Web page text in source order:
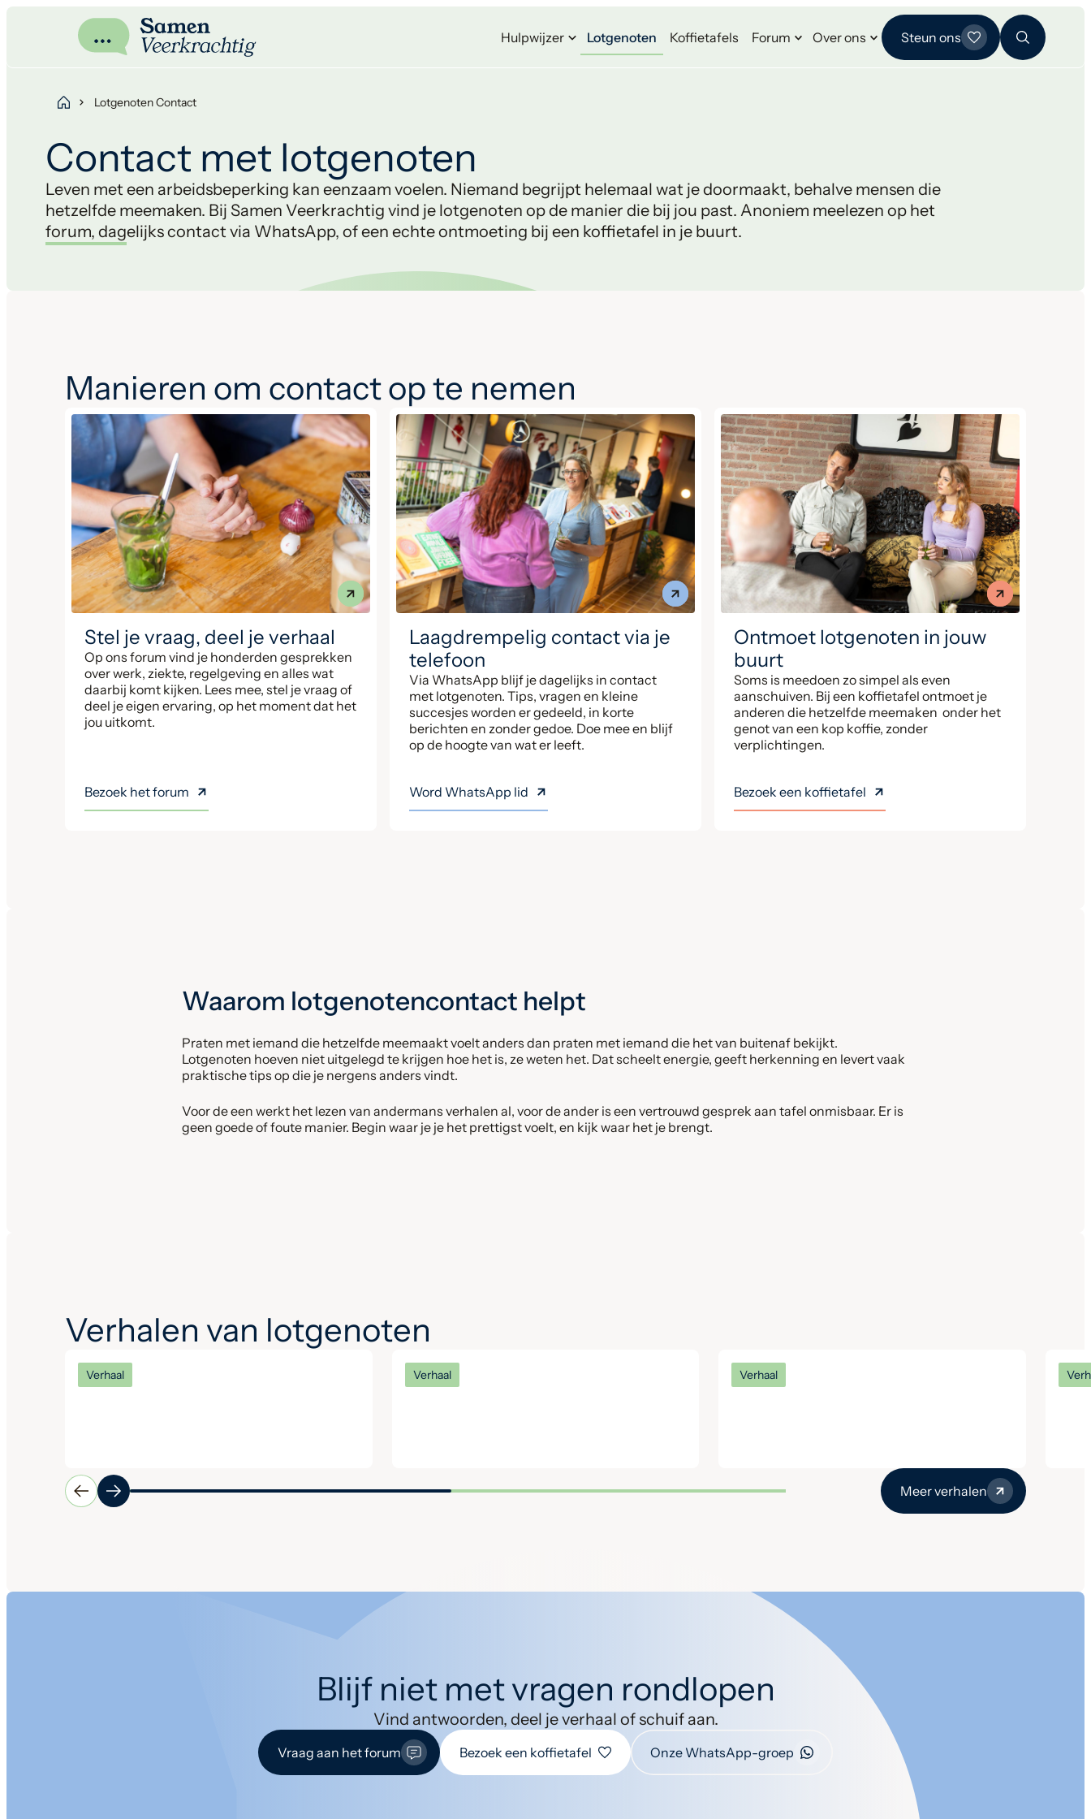
Hulpwijzer Lotgenoten Koffietafels Forum Over ons Steun ons
Lotgenoten Contact
Contact met lotgenoten
Leven met een arbeidsbeperking kan eenzaam voelen. Niemand begrijpt helemaal wat je doormaakt, behalve mensen die
hetzelfde meemaken. Bij Samen Veerkrachtig vind je lotgenoten op de manier die bij jou past. Anoniem meelezen op het
forum, dagelijks contact via WhatsApp, of een echte ontmoeting bij een koffietafel in je buurt.
Manieren om contact op te nemen
Stel je vraag, deel je verhaal
Op ons forum vind je honderden gesprekken
over werk, ziekte, regelgeving en alles wat
daarbij komt kijken. Lees mee, stel je vraag of
deel je eigen ervaring, op het moment dat het
jou uitkomt.
Bezoek het forum
Laagdrempelig contact via je
telefoon
Via WhatsApp blijf je dagelijks in contact
met lotgenoten. Tips, vragen en kleine
succesjes worden er gedeeld, in korte
berichten en zonder gedoe. Doe mee en blijf
op de hoogte van wat er leeft.
Word WhatsApp lid
Ontmoet lotgenoten in jouw
buurt
Soms is meedoen zo simpel als even
aanschuiven. Bij een koffietafel ontmoet je
anderen die hetzelfde meemaken onder het
genot van een kop koffie, zonder
verplichtingen.
Bezoek een koffietafel
Waarom lotgenotencontact helpt
Praten met iemand die hetzelfde meemaakt voelt anders dan praten met iemand die het van buitenaf bekijkt.
Lotgenoten hoeven niet uitgelegd te krijgen hoe het is, ze weten het. Dat scheelt energie, geeft herkenning en levert vaak
praktische tips op die je nergens anders vindt.
Voor de een werkt het lezen van andermans verhalen al, voor de ander is een vertrouwd gesprek aan tafel onmisbaar. Er is
geen goede of foute manier. Begin waar je je het prettigst voelt, en kijk waar het je brengt.
Verhalen van lotgenoten
Verhaal Verhaal Verhaal
Meer verhalen
Blijf niet met vragen rondlopen
Vind antwoorden, deel je verhaal of schuif aan.
Vraag aan het forum Bezoek een koffietafel Onze WhatsApp-groep